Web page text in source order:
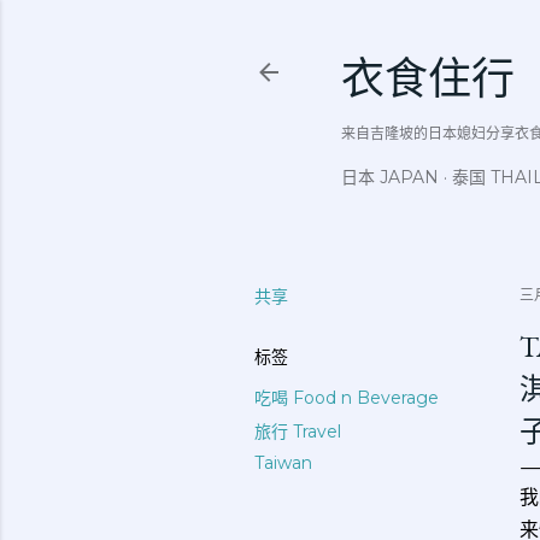
衣食住行
来自吉隆坡的日本媳妇分享
日本 JAPAN 泰国
共享
标签
吃喝 Food n Beverage
旅行 Travel
Taiwan
三